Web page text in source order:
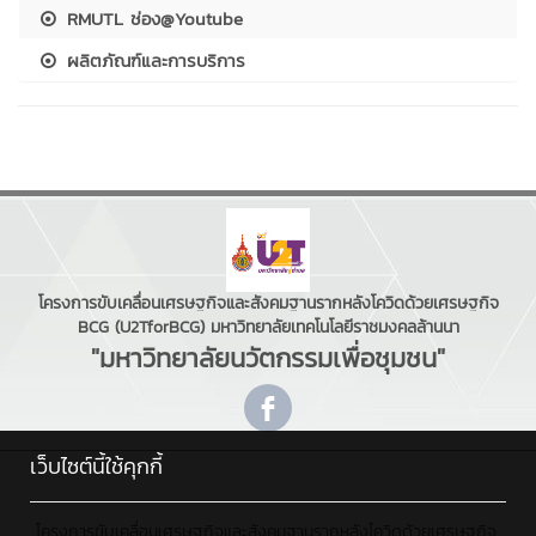
RMUTL ช่อง@Youtube
ผลิตภัณฑ์และการบริการ
โครงการขับเคลื่อนเศรษฐกิจและสังคมฐานรากหลังโควิดด้วยเศรษฐกิจ
BCG (U2TforBCG) มหาวิทยาลัยเทคโนโลยีราชมงคลล้านนา
"มหาวิทยาลัยนวัตกรรมเพื่อชุมชน"
เว็บไซต์นี้ใช้คุกกี้